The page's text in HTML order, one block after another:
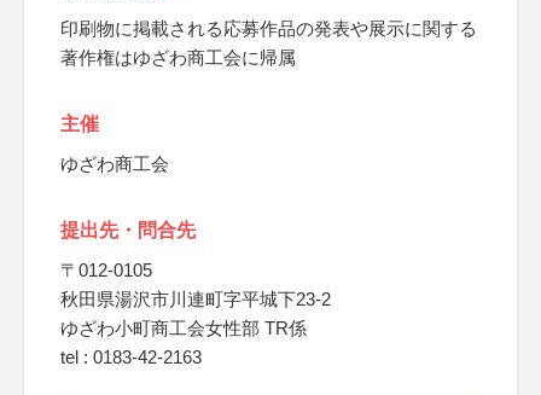
印刷物に掲載される応募作品の発表や展示に関する
著作権はゆざわ商工会に帰属
主催
ゆざわ商工会
提出先・問合先
〒012-0105
秋田県湯沢市川連町字平城下23-2
ゆざわ小町商工会女性部 TR係
tel : 0183-42-2163